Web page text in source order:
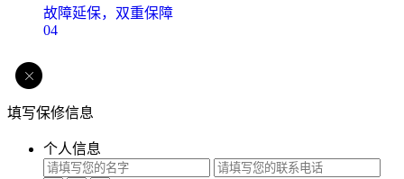
故障延保，双重保障
04
填写保修信息
个人信息